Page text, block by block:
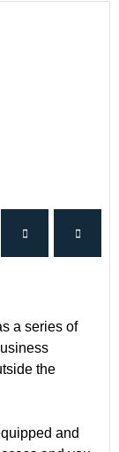
a series of
the
and